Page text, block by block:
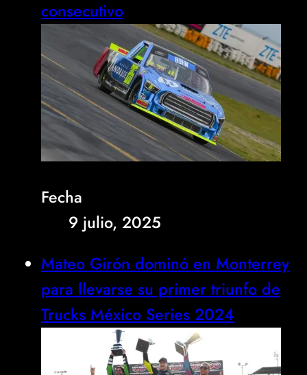
consecutivo
Fecha
9 julio, 2025
Mateo Girón dominó en Monterrey
para llevarse su primer triunfo de
Trucks México Series 2024